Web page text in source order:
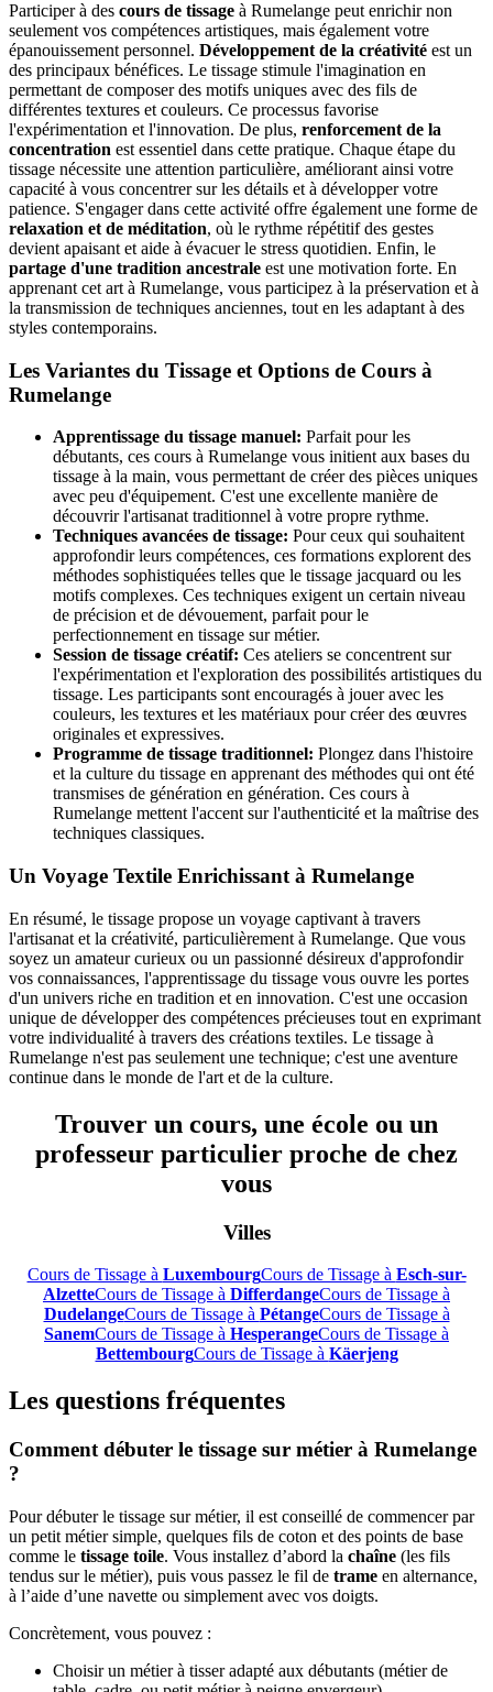
Participer à des cours de tissage à Rumelange peut enrichir non
seulement vos compétences artistiques, mais également votre
épanouissement personnel. Développement de la créativité est un
des principaux bénéfices. Le tissage stimule l'imagination en
permettant de composer des motifs uniques avec des fils de
différentes textures et couleurs. Ce processus favorise
l'expérimentation et l'innovation. De plus, renforcement de la
concentration est essentiel dans cette pratique. Chaque étape du
tissage nécessite une attention particulière, améliorant ainsi votre
capacité à vous concentrer sur les détails et à développer votre
patience. S'engager dans cette activité offre également une forme de
relaxation et de méditation, où le rythme répétitif des gestes
devient apaisant et aide à évacuer le stress quotidien. Enfin, le
partage d'une tradition ancestrale est une motivation forte. En
apprenant cet art à Rumelange, vous participez à la préservation et à
la transmission de techniques anciennes, tout en les adaptant à des
styles contemporains.
Les Variantes du Tissage et Options de Cours à
Rumelange
Apprentissage du tissage manuel: Parfait pour les
débutants, ces cours à Rumelange vous initient aux bases du
tissage à la main, vous permettant de créer des pièces uniques
avec peu d'équipement. C'est une excellente manière de
découvrir l'artisanat traditionnel à votre propre rythme.
Techniques avancées de tissage: Pour ceux qui souhaitent
approfondir leurs compétences, ces formations explorent des
méthodes sophistiquées telles que le tissage jacquard ou les
motifs complexes. Ces techniques exigent un certain niveau
de précision et de dévouement, parfait pour le
perfectionnement en tissage sur métier.
Session de tissage créatif: Ces ateliers se concentrent sur
l'expérimentation et l'exploration des possibilités artistiques du
tissage. Les participants sont encouragés à jouer avec les
couleurs, les textures et les matériaux pour créer des œuvres
originales et expressives.
Programme de tissage traditionnel: Plongez dans l'histoire
et la culture du tissage en apprenant des méthodes qui ont été
transmises de génération en génération. Ces cours à
Rumelange mettent l'accent sur l'authenticité et la maîtrise des
techniques classiques.
Un Voyage Textile Enrichissant à Rumelange
En résumé, le tissage propose un voyage captivant à travers
l'artisanat et la créativité, particulièrement à Rumelange. Que vous
soyez un amateur curieux ou un passionné désireux d'approfondir
vos connaissances, l'apprentissage du tissage vous ouvre les portes
d'un univers riche en tradition et en innovation. C'est une occasion
unique de développer des compétences précieuses tout en exprimant
votre individualité à travers des créations textiles. Le tissage à
Rumelange n'est pas seulement une technique; c'est une aventure
continue dans le monde de l'art et de la culture.
Trouver un cours, une école ou un
professeur particulier proche de chez
vous
Villes
Cours de Tissage à LuxembourgCours de Tissage à Esch-sur-
AlzetteCours de Tissage à DifferdangeCours de Tissage à
DudelangeCours de Tissage à PétangeCours de Tissage à
SanemCours de Tissage à HesperangeCours de Tissage à
BettembourgCours de Tissage à Käerjeng
Les questions fréquentes
Comment débuter le tissage sur métier à Rumelange
?
Pour débuter le tissage sur métier, il est conseillé de commencer par
un petit métier simple, quelques fils de coton et des points de base
comme le tissage toile. Vous installez d’abord la chaîne (les fils
tendus sur le métier), puis vous passez le fil de trame en alternance,
à l’aide d’une navette ou simplement avec vos doigts.
Concrètement, vous pouvez :
Choisir un métier à tisser adapté aux débutants (métier de